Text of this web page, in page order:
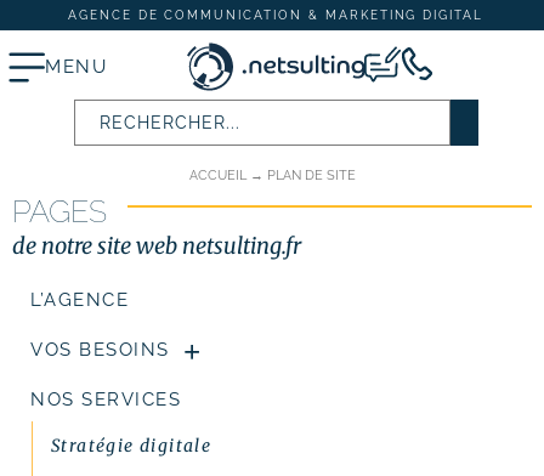
AGENCE DE COMMUNICATION & MARKETING DIGITAL
Stratégie digitale
# Audit SEO & marketing digital
# Plan d’actions webmarketing
MENU
PLAN DE SITE
ACCUEIL→ PLAN DE SITE
PAGES
de notre site web netsulting.fr
L’AGENCE
VOS BESOINS
NOS SERVICES
Stratégie digitale